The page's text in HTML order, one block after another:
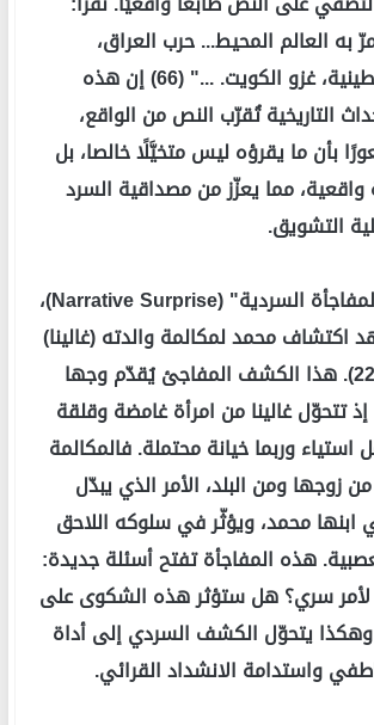
به العالم المحيط... حرب العراق،
الانتفاضة الفلسطينية، غزو الكويت. ..." (66) إن هذه
التاريخية تُقرّب النص من الواقع،
بأن ما يقرؤه ليس متخيَّلًا خالصا، بل
واقعية، مما يعزّز من مصداقية السرد
التشويق.
أما أداة / آلية "المفاجأة السردية" (Narrative Surprise)،
محمد لمكالمة والدته (غالينا)
باللغة الروسية (22). هذا الكشف المفاجئ يُقدّم وجها
تتحوّل غالينا من امرأة غامضة وقلقة
وربما خيانة محتملة. فالمكالمة
ومن البلد، الأمر الذي يبدّل
محمد، ويؤثّر في سلوكه اللاحق
هذه المفاجأة تفتح أسئلة جديدة:
لأمر سري؟ هل ستؤثر هذه الشكوى على
وهكذا يتحوّل الكشف السردي إلى أداة
واستدامة الانشداد القرائي.